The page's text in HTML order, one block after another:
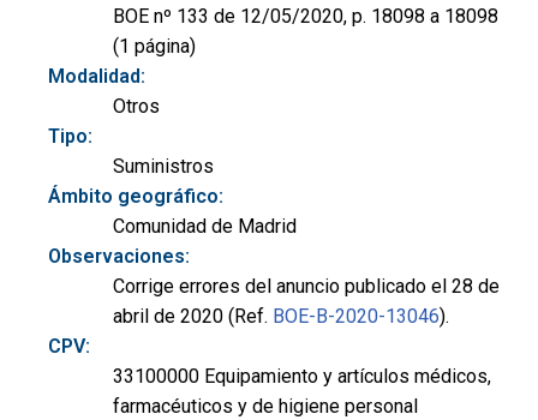
BOE nº 133 de 12/05/2020, p. 18098 a 18098
(1 página)
Modalidad:
Otros
Tipo:
Suministros
Ámbito geográfico:
Comunidad de Madrid
Observaciones:
Corrige errores del anuncio publicado el 28 de
abril de 2020 (Ref. BOE-B-2020-13046).
CPV:
33100000 Equipamiento y artículos médicos,
farmacéuticos y de higiene personal